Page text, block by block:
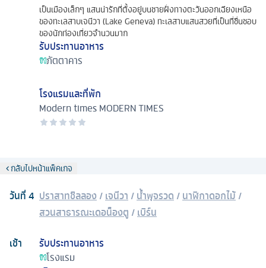
เป็นเมืองเล็กๆ แสนน่ารักที่ตั้งอยู่บนชายฝั่งทางตะวันออกเฉียงเหนือ
ของทะเลสาบเจนีวา (Lake Geneva) ทะเลสาบแสนสวยที่เป็นที่ชื่นชอบ
ของนักท่องเที่ยวจำนวนมาก
รับประทานอาหาร
ภัตตาคาร
โรงแรมและที่พัก
Modern timesMODERN TIMES
กลับไปหน้าแพ็คเกจ
วันที่4 ปราสาทชิลลอง/เจนีวา /น้ำพุจรวด /นาฬิกาดอกไม้/
สวนสาธารณะเดอน็องตู /เบิร์น
เช้า
รับประทานอาหาร
โรงแรม